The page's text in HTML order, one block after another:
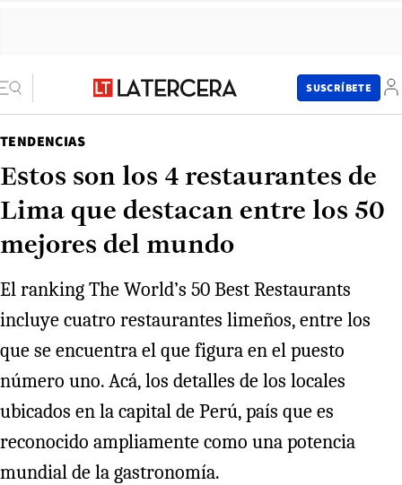
SUSCRÍBETE
TENDENCIAS
Estos son los 4 restaurantes de
Lima que destacan entre los 50
mejores del mundo
El ranking The World’s 50 Best Restaurants
incluye cuatro restaurantes limeños, entre los
que se encuentra el que figura en el puesto
número uno. Acá, los detalles de los locales
ubicados en la capital de Perú, país que es
reconocido ampliamente como una potencia
mundial de la gastronomía.